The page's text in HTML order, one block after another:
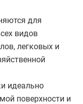
для
видов
легковых и
идеально
поверхности и